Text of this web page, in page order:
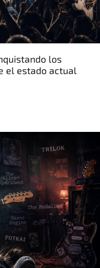
los
el estado actual